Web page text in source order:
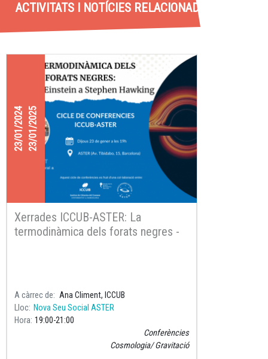
ACTIVITATS I NOTÍCIES RELACIONADES
23/01/202423/01/2025
Xerrades ICCUB-ASTER: La
termodinàmica dels forats negres -
A càrrec de
Ana Climent, ICCUB
Lloc Nova Seu Social ASTER
Hora 19:00 21:00
Conferències
Cosmologia Gravitació